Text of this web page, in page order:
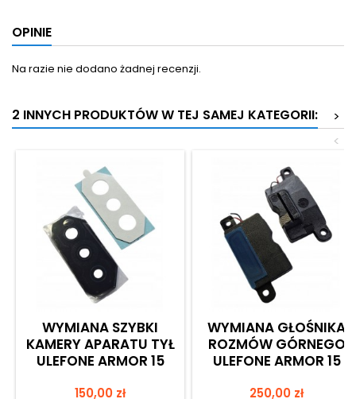
OPINIE
Na razie nie dodano żadnej recenzji.
2 INNYCH PRODUKTÓW W TEJ SAMEJ KATEGORII:
>
<
WYMIANA SZYBKI
KAMERY APARATU TYŁ
ULEFONE ARMOR 15
Cena
150,00 zł
WYMIANA GŁOŚNIKA
ROZMÓW GÓRNEGO
ULEFONE ARMOR 15
Cena
250,00 zł